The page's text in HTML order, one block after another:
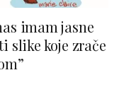
imam jasne
slike koje zrače